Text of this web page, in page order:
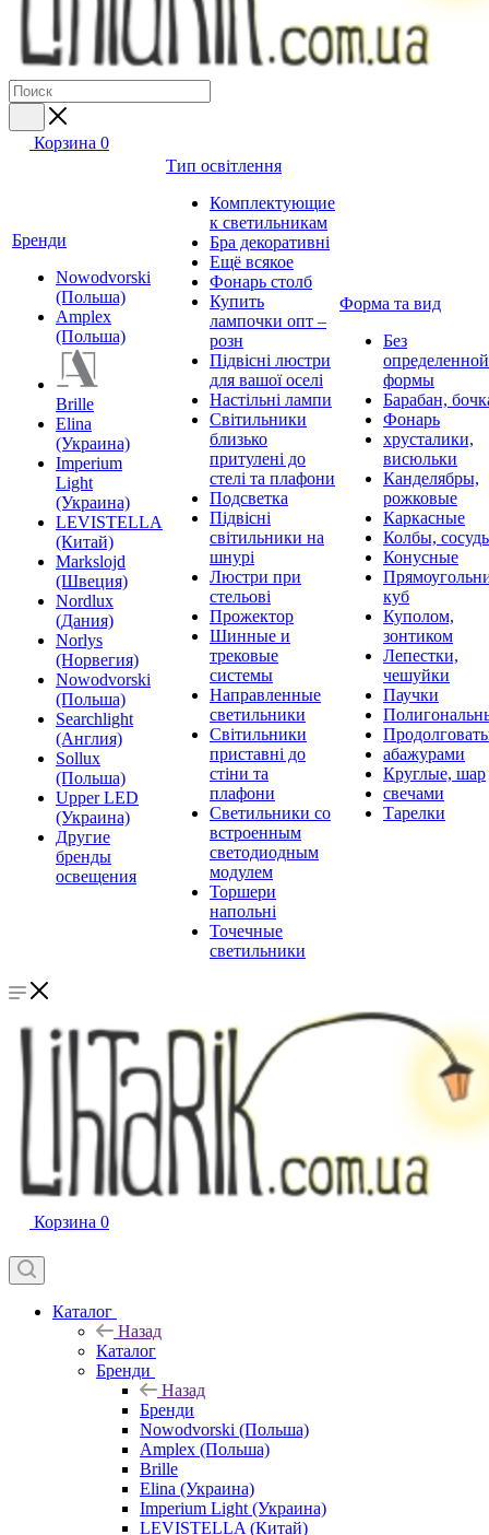
Корзина 0
Бренди
Nowodvorski
(Польша)
Amplex
(Польша)
Brille
Elina
(Украина)
Imperium
Light
(Украина)
LEVISTELLA
(Китай)
Markslojd
(Швеция)
Nordlux
(Дания)
Norlys
(Норвегия)
Nowodvorski
(Польша)
Searchlight
(Англия)
Sollux
(Польша)
Upper LED
(Украина)
Другие
бренды
освещения
Тип освітлення
Комплектующие
к светильникам
Бра декоративні
Ещё всякое
Фонарь столб
Купить
лампочки опт –
розн
Підвісні люстри
для вашої оселі
Настільні лампи
Світильники
близько
притулені до
стелі та плафони
Подсветка
Підвісні
світильники на
шнурі
Люстри при
стельові
Прожектор
Шинные и
трековые
системы
Направленные
светильники
Світильники
приставні до
стіни та
плафони
Светильники со
встроенным
светодиодным
модулем
Торшери
напольні
Точечные
светильники
Форма та вид
Без
определенной
формы
Барабан,
Фонарь
хрусталики,
висюльки
Канделябры,
рожковые
Каркасные
Колбы,
Конусные
куб
Куполом,
зонтиком
Лепестки,
чешуйки
Паучки
абажурами
Круглые, шар
свечами
Тарелки
Корзина 0
Каталог
Назад
Каталог
Бренди
Назад
Бренди
Nowodvorski (Польша)
Amplex (Польша)
Brille
Elina (Украина)
Imperium Light (Украина)
LEVISTELLA (Китай)